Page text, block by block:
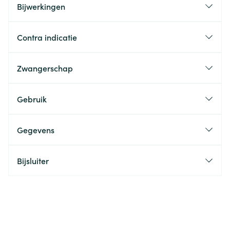
Bijwerkingen
Contra indicatie
Zwangerschap
Gebruik
Gegevens
Bijsluiter